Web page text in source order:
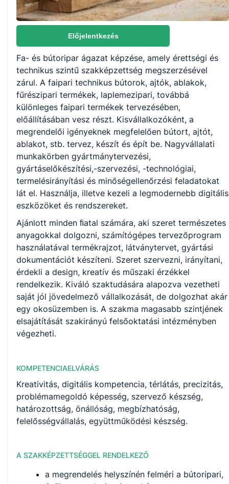
Választható szakmairányok:
Nem válaszható
KKK/PTT
KKK letöltése (pdf)
PTT letöltése (pdf)
Okleveles technikusképzés
Nem
Előjelentkezés
Fa- és bútoripar ágazat képzése, amely érettségi és
technikus szintű szakképzettség megszerzésével
zárul. A faipari technikus bútorok, ajtók, ablakok,
fűrészipari termékek, laplemezipari, továbbá
különleges faipari termékek tervezésében,
előállításában vesz részt. Kisvállalkozóként, a
megrendelői igényeknek megfelelően bútort, ajtót,
ablakot, stb. tervez, készít és épít be. Nagyvállalati
munkakörben gyártmánytervezési,
gyártáselőkészítési,-szervezési, -technológiai,
termelésirányítási és minőségellenőrzési feladatokat
lát el. Használja, illetve kezeli a legmodernebb digitális
eszközöket és rendszereket.
Ajánlott minden ﬁatal számára, aki szeret természetes
anyagokkal dolgozni, számítógépes tervezőprogram
használatával termékrajzot, látványtervet, gyártási
dokumentációt készíteni. Szeret szervezni, irányítani,
érdekli a design, kreatív és műszaki érzékkel
rendelkezik. Kiváló szaktudására alapozva vezetheti
saját jól jövedelmező vállalkozását, de dolgozhat akár
egy okosüzemben is. A szakma magasabb szintjének
elsajátítását szakirányú felsőoktatási intézményben
végezheti.
KOMPETENCIAELVÁRÁS
Kreativitás, digitális kompetencia, térlátás, precizitás,
problémamegoldó képesség, szervező készség,
határozottság, önállóság, megbízhatóság,
felelősségvállalás, együttműködési készség.
A SZAKKÉPZETTSÉGGEL RENDELKEZŐ
a megrendelés helyszínén felméri a bútoripari,